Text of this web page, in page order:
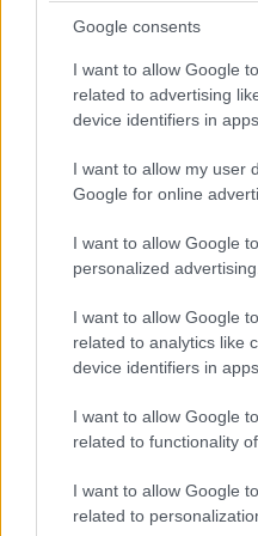
Google consents
I want to allow Google
related to advertising
device identifiers in apps.
I want to allow my user
Google for online
I want to allow Google
personalized advertising.
I want to allow Google
related to analytics like
device identifiers in apps.
I want to allow Google
related to functionality
I want to allow Google
related to
feszültségszinteket. Ez
kiszolgálásában,
behoz: a DDR5-ös
RAM hibája", hanem
memóriavezérlője
maga a modul jól
A DDR5
modulok felépítésében is
UDIMM-et a
adatcsatornaként látja
DIMM két, egymástól
egyetlen modulból
pedig a csatornák száma
IMC-hez kötötten
inkább azt szolgálja, hogy